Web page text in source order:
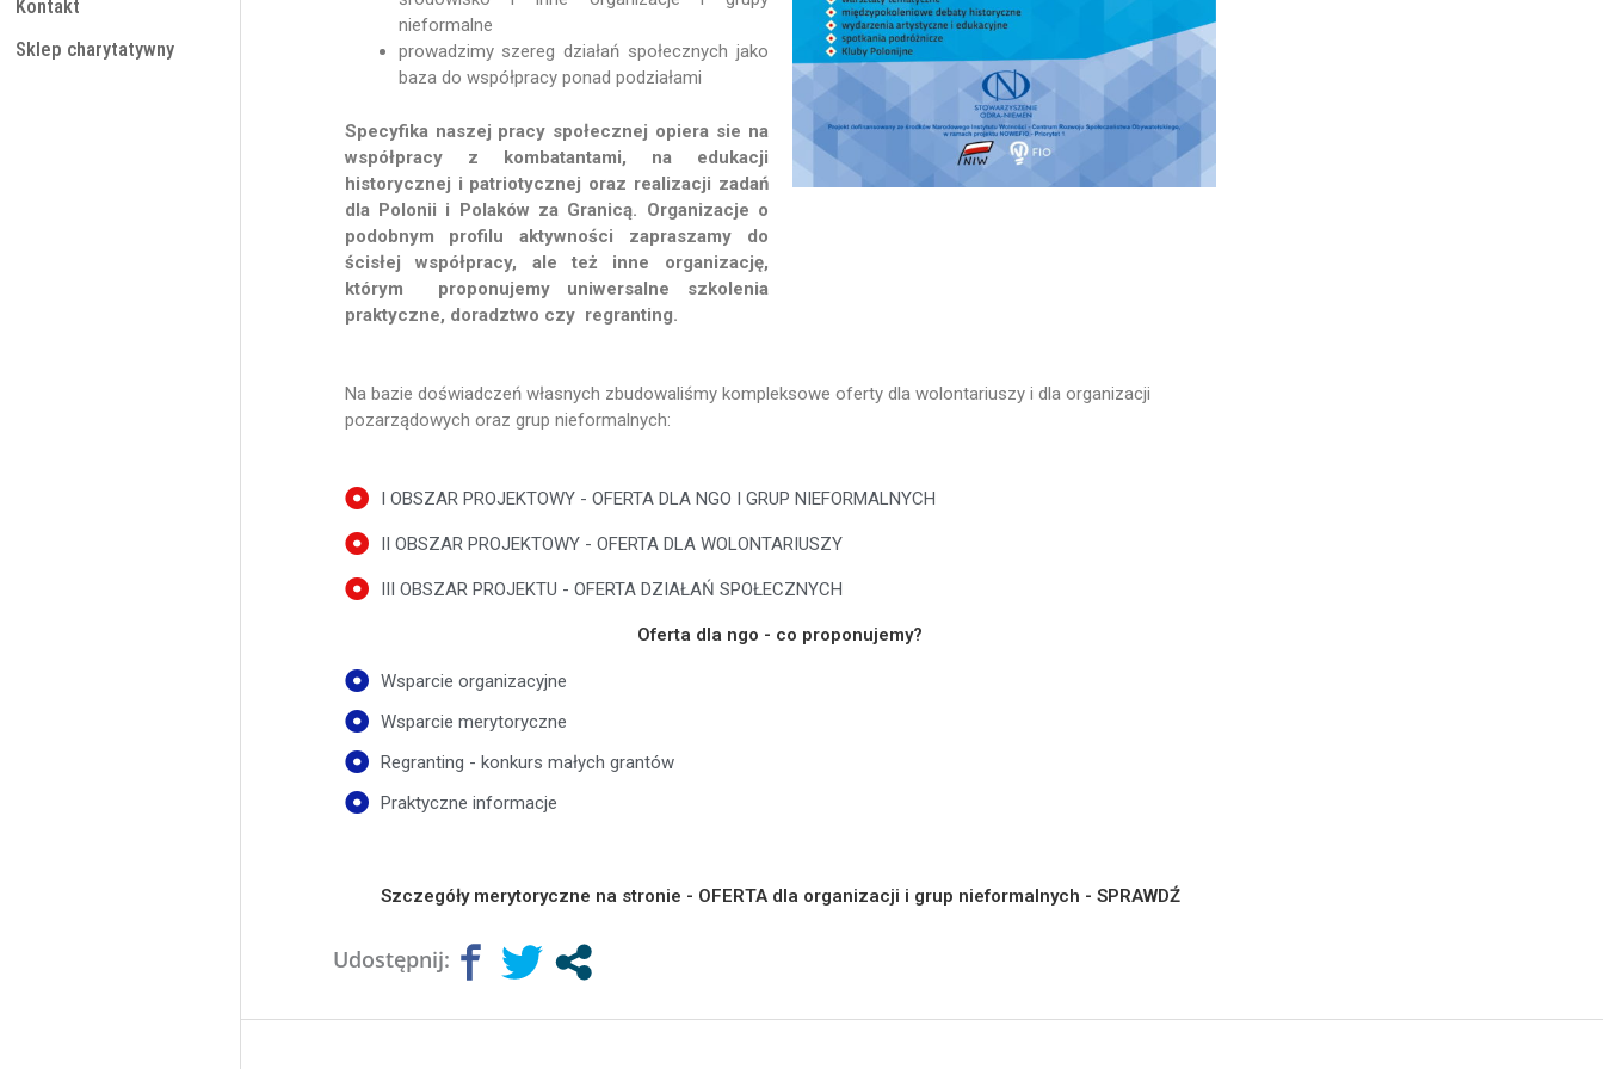
Kontakt
Sklep charytatywny
nieformalne
prowadzimy szereg działań społecznych jako
baza do współpracy ponad podziałami
Specyfika naszej pracy społecznej opiera sie na
współpracy z kombatantami, na edukacji
historycznej i patriotycznej oraz realizacji zadań
dla Polonii i Polaków za Granicą. Organizacje o
podobnym profilu aktywności zapraszamy do
ścisłej współpracy, ale też inne organizację,
którym proponujemy uniwersalne szkolenia
praktyczne, doradztwo czy regranting.
Na bazie doświadczeń własnych zbudowaliśmy kompleksowe oferty dla wolontariuszy i dla organizacji
pozarządowych oraz grup nieformalnych:
I OBSZAR PROJEKTOWY - OFERTA DLA NGO I GRUP NIEFORMALNYCH
II OBSZAR PROJEKTOWY - OFERTA DLA WOLONTARIUSZY
III OBSZAR PROJEKTU - OFERTA DZIAŁAŃ SPOŁECZNYCH
Oferta dla ngo - co proponujemy?
Wsparcie organizacyjne
Wsparcie merytoryczne
Regranting - konkurs małych grantów
Praktyczne informacje
Szczegóły merytoryczne na stronie - OFERTA dla organizacji i grup nieformalnych - SPRAWDŹ
Udostępnij: